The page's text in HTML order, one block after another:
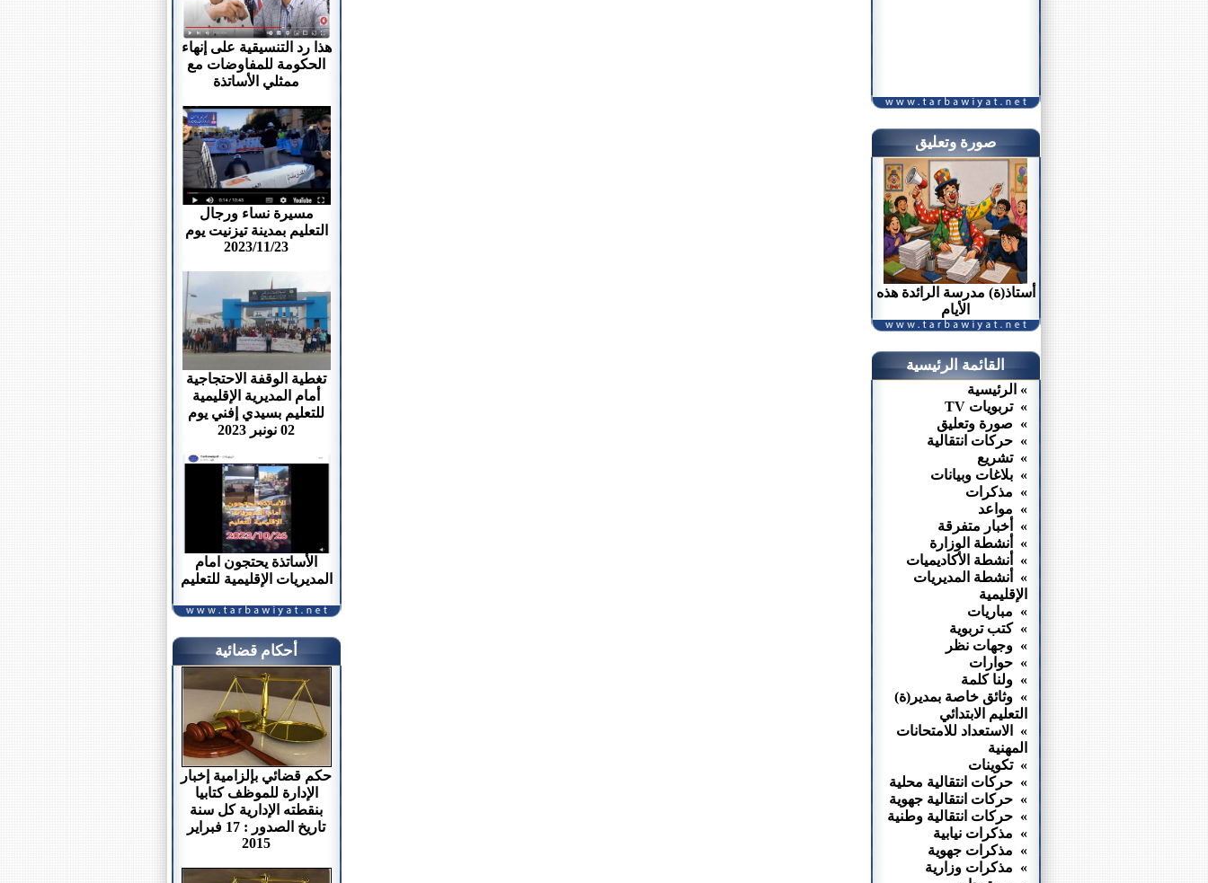
هذا رد التنسيقية على إنهاء
الحكومة للمفاوضات مع
ممثلي الأساتذة
مسيرة نساء ورجال
التعليم بمدينة تيزنيت يوم
2023/11/23
تغطية الوقفة الاحتجاجية
أمام المديرية الإقليمية
للتعليم بسيدي إفني يوم
02 نونبر 2023
الأساتذة يحتجون امام
المديريات الإقليمية للتعليم
أحكام قضائية
حكم قضائي بإلزامية إخبار
الإدارة للموظف كتابيا
بنقطته الإدارية كل سنة
تاريخ الصدور : 17 فبراير
2015
صورة وتعليق
أستاذ(ة) مدرسة الرائدة هذه
الأيام
القائمة الرئيسية
» الرئيسية
» تربويات TV
» صورة وتعليق
» حركات انتقالية
» تشريع
» بلاغات وبيانات
» مذكرات
» مواعد
» أخبار متفرقة
» أنشطة الوزارة
» أنشطة الأكاديميات
» أنشطة المديريات
الإقليمية
» مباريات
» كتب تربوية
» وجهات نظر
» حوارات
» ولنا كلمة
» وثائق خاصة بمدير(ة)
التعليم الابتدائي
» الاستعداد للامتحانات
المهنية
» تكوينات
» حركات انتقالية محلية
» حركات انتقالية جهوية
» حركات انتقالية وطنية
» مذكرات نيابية
» مذكرات جهوية
» مذكرات وزارية